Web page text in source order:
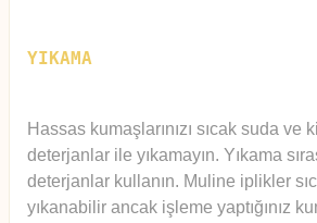
YIKAMA
Hassas kumaşlarınızı sıcak suda ve
deterjanlar ile yıkamayın. Yıkama
deterjanlar kullanın. Muline iplikler
yıkanabilir ancak işleme yaptığınız